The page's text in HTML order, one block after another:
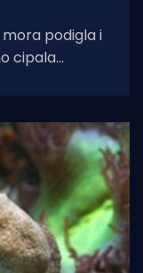
podigla i
cipala